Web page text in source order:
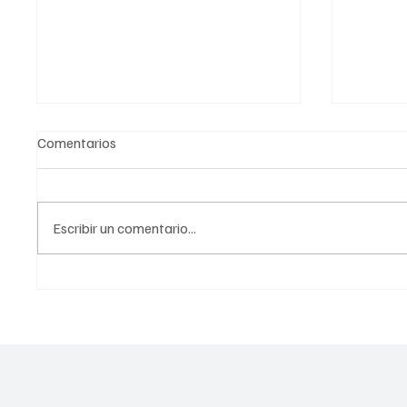
Comentarios
Escribir un comentario...